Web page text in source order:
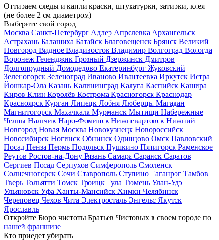
Оттираем следы и капли краски, штукатурки, затирки, клея
(не более 2 см диаметром)
Выберите свой город
Москва Санкт-Петербург Адлер Апрелевка Архангельск
Астрахань Балашиха Батайск Благовещенск Брянск Великий
Новгород Видное Владивосток Владимир Волгоград Вологда
Воронеж Геленджик Грозный Дзержинск Дмитров
Долгопрудный Домодедово Екатеринбург Жуковский
Зеленогорск Зеленоград Иваново Ивантеевка Иркутск Истра
Йошкар-Ола Казань Калининград Калуга Каспийск Кашира
Киров Клин Королёв Кострома Красногорск Краснодар
Красноярск Курган Липецк Лобня Люберцы Магадан
Магнитогорск Махачкала Мурманск Мытищи Набережные
Челны Нальчик Наро-Фоминск Нижневартовск Нижний
Новгород Новая Москва Новокузнецк Новороссийск
Новосибирск Ногинск Обнинск Одинцово Омск Павловский
Посад Пенза Пермь Подольск Пушкино Пятигорск Раменское
Реутов Ростов-на-Дону Рязань Самара Саранск Саратов
Сергиев Посад Серпухов Симферополь Смоленск
Солнечногорск Сочи Ставрополь Ступино Таганрог Тамбов
Тверь Тольятти Томск Троицк Тула Тюмень Улан-Удэ
Ульяновск Уфа Ханты-Мансийск Химки Челябинск
Череповец Чехов Чита Электросталь Энгельс Якутск
Ярославль
Откройте Бюро чистоты Братьев Чистовых в своем городе по
нашей франшизе
Кто приедет убирать